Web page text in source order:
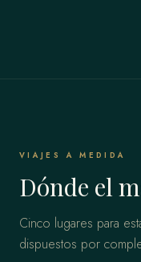
VIAJES A MEDIDA
Dónde el
Cinco lugares para
dispuestos por